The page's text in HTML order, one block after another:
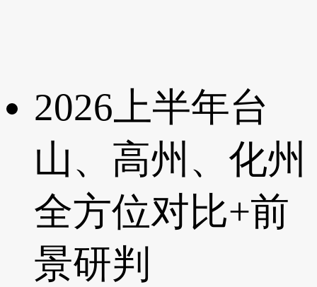
2026上半年台
山、高州、化州
全方位对比+前
景研判